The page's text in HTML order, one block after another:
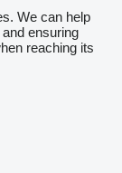
We can help
ensuring
reaching its